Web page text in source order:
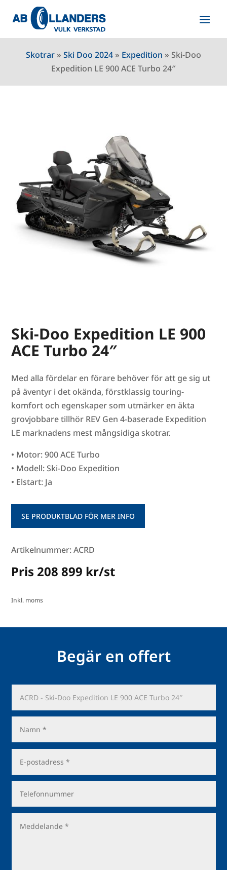
Skotrar» Ski Doo 2024» Expedition » Ski-Doo
Expedition LE 900 ACE Turbo 24″
Ski-Doo Expedition LE 900
ACE Turbo 24″
Med alla fördelar en förare behöver för att ge sig ut
på äventyr i det okända, förstklassig touring-
komfort och egenskaper som utmärker en äkta
grovjobbare tillhör REV Gen 4-baserade Expedition
LE marknadens mest mångsidiga skotrar.
• Motor: 900 ACE Turbo
• Modell: Ski-Doo Expedition
• Elstart: Ja
SE PRODUKTBLAD FÖR MER INFO
Artikelnummer: ACRD
Pris 208 899 kr/st
Inkl. moms
Begär en offert